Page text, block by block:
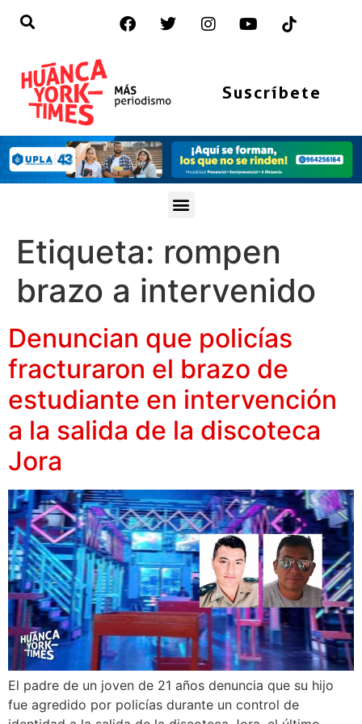
Suscríbete
Etiqueta: rompen
brazo a intervenido
Denuncian que policías
fracturaron el brazo de
estudiante en intervención
a la salida de la discoteca
Jora
El padre de un joven de 21 años denuncia que su hijo
fue agredido por policías durante un control de